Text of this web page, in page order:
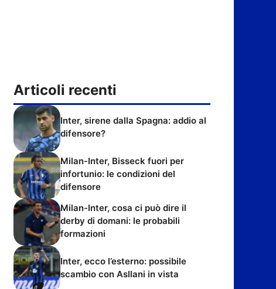
Articoli recenti
Inter, sirene dalla Spagna: addio al
difensore?
Milan-Inter, Bisseck fuori per
infortunio: le condizioni del
difensore
Milan-Inter, cosa ci può dire il
derby di domani: le probabili
formazioni
Inter, ecco l’esterno: possibile
scambio con Asllani in vista